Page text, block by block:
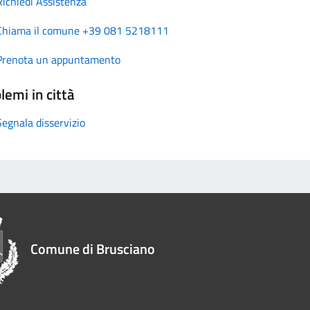
il comune +39 081 5218111
un appuntamento
in città
disservizio
Comune di Brusciano